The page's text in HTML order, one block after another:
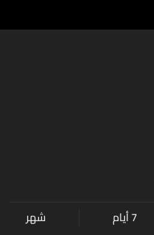
7 أيام شهر